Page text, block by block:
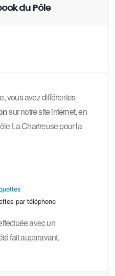
du Pôle
vous avez différentes
sur notre site internet, en
La Chartreuse pour la
par téléphone
avec un
fait auparavant.